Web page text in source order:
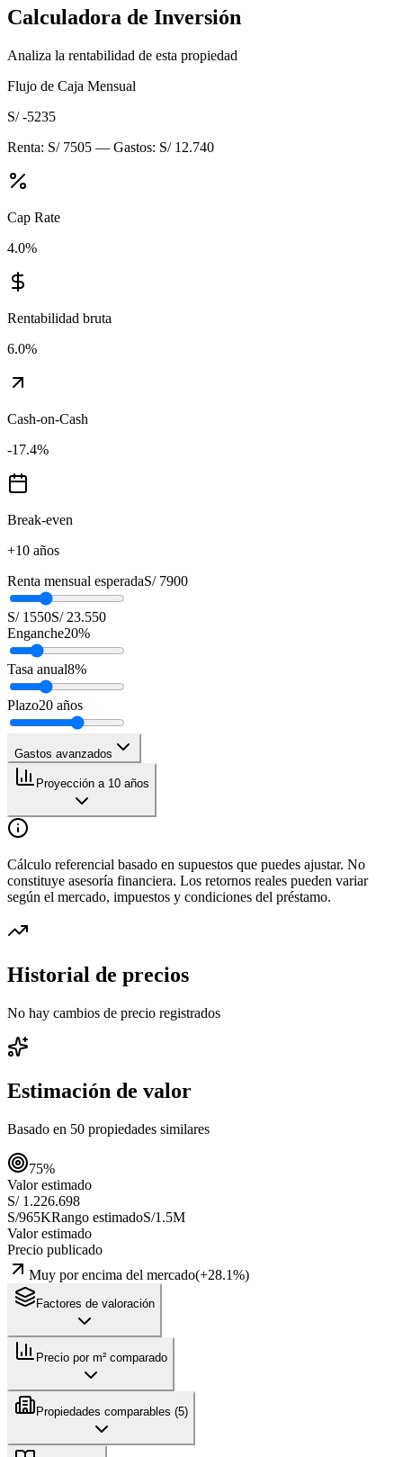
Calculadora de Inversión
Analiza la rentabilidad de esta propiedad
Flujo de Caja Mensual
S/ -5235
Renta: S/ 7505 — Gastos: S/ 12.740
Cap Rate
4.0%
Rentabilidad bruta
6.0%
Cash-on-Cash
-17.4%
Break-even
+10 años
Renta mensual esperadaS/ 7900
S/ 1550S/ 23.550
Enganche20%
Tasa anual8%
Plazo20 años
Gastos avanzados
Proyección a 10 años
Cálculo referencial basado en supuestos que puedes ajustar. No
constituye asesoría financiera. Los retornos reales pueden variar
según el mercado, impuestos y condiciones del préstamo.
Historial de precios
No hay cambios de precio registrados
Estimación de valor
Basado en 50 propiedades similares
75%
Valor estimado
S/ 1.226.698
S/965KRango estimadoS/1.5M
Valor estimado
Precio publicado
Muy por encima del mercado(+28.1%)
Factores de valoración
Precio por m² comparado
Propiedades comparables (5)